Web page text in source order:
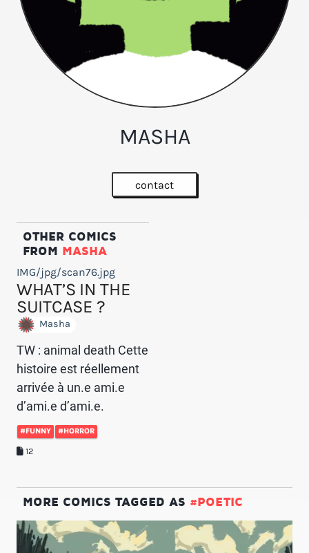
MASHA
contact
OTHER COMICS
FROM MASHA
IMG/jpg/scan76.jpg
WHAT’S IN THE
SUITCASE ?
Masha
TW : animal death Cette
histoire est réellement
arrivée à un.e ami.e
d’ami.e d’ami.e.
#FUNNY #HORROR
12
MORE COMICS TAGGED AS #POETIC